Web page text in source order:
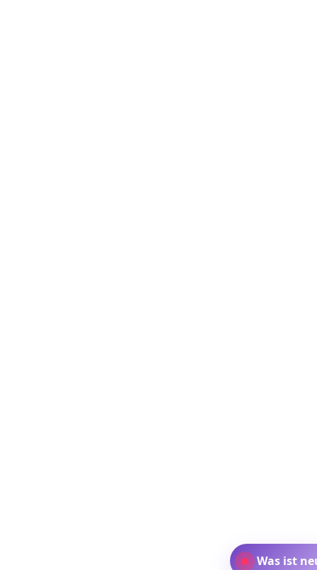
Was ist